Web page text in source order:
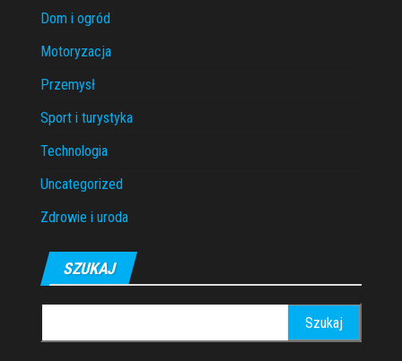
Dom i ogród
Motoryzacja
Przemysł
Sport i turystyka
Technologia
Uncategorized
Zdrowie i uroda
SZUKAJ